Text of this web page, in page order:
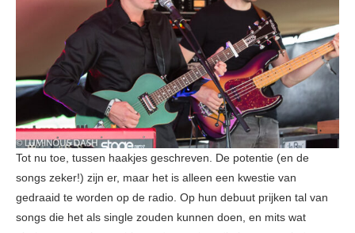
Tot nu toe, tussen haakjes geschreven. De potentie (en de
songs zeker!) zijn er, maar het is alleen een kwestie van
gedraaid te worden op de radio. Op hun debuut prijken tal van
songs die het als single zouden kunnen doen, en mits wat